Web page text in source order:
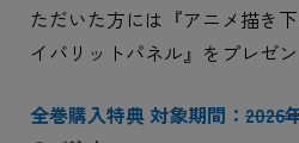
ただいた方には『アニメ描き
イバリットパネル』をプレゼン
全巻購入特典 対象期間： 2026